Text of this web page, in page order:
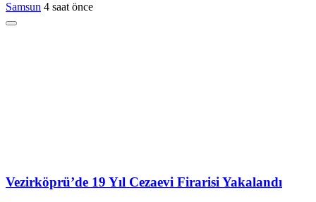
Samsun 4 saat önce
Vezirköprü’de 19 Yıl Cezaevi Firarisi Yakalandı